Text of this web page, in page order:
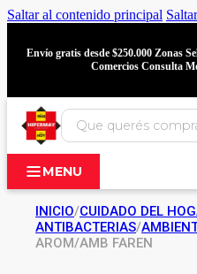
Saltar al contenido principal
Envío gratis desde $250.000 Zonas
Comercios Consulta
MENU
INICIO/CUIDADO DEL
ANTIBACTERIAS/
AROM/AMB FAREN